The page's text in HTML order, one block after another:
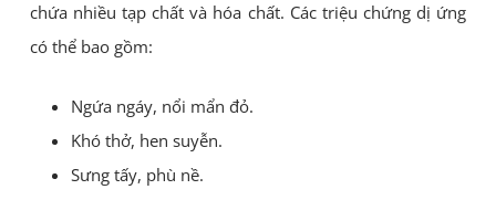
chứa nhiều tạp chất và hóa chất. Các triệu chứng dị ứng
có thể bao gồm:
Ngứa ngáy, nổi mẩn đỏ.
Khó thở, hen suyễn.
Sưng tấy, phù nề.